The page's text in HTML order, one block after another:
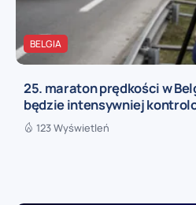
BELGIA
25. maraton prędkości w
będzie intensywniej
123 Wyświetleń